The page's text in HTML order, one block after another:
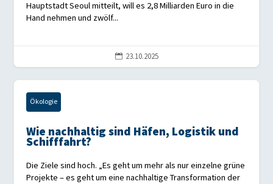
Hauptstadt Seoul mitteilt, will es 2,8 Milliarden Euro in die
Hand nehmen und zwölf...
 23.10.2025
Ökologie
Wie nachhaltig sind Häfen, Logistik und
Schifffahrt?
Die Ziele sind hoch. „Es geht um mehr als nur einzelne grüne
Projekte – es geht um eine nachhaltige Transformation der